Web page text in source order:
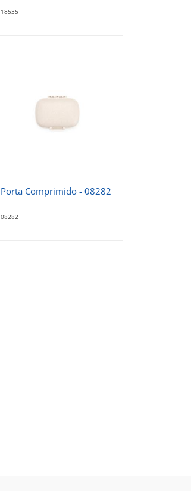
18535
Porta Comprimido - 08282
08282